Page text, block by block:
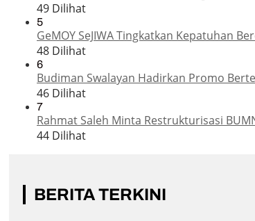
49 Dilihat
5
GeMOY SeJIWA Tingkatkan Kepatuhan
48 Dilihat
6
Budiman Swalayan Hadirkan Promo
46 Dilihat
7
Rahmat Saleh Minta Restrukturisasi
44 Dilihat
BERITA TERKINI